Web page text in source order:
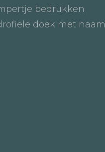
bedrukken
doek met naam